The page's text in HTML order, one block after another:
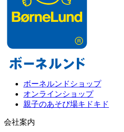
ボーネルンドショップ
オンラインショップ
親子のあそび場キドキド
会社案内